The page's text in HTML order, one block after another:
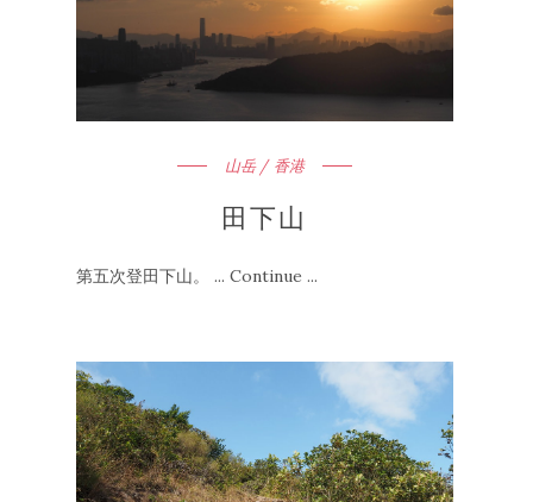
山岳 / 香港
田下山
第五次登田下山。 ... Continue ...